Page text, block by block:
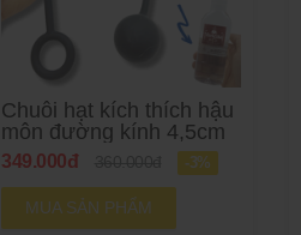
Chuỗi hạt kích thích hậu
môn đường kính 4,5cm
349.000đ -3%
MUA SẢN PHẨM